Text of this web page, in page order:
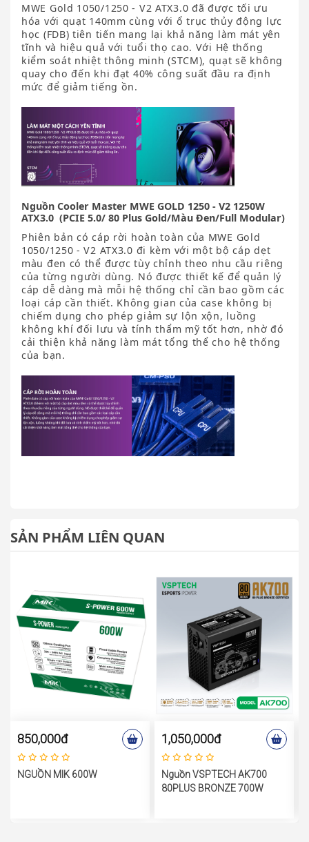
MWE Gold 1050/1250 - V2 ATX3.0 đã được tối ưu
hóa với quạt 140mm cùng với ổ trục thủy động lực
học (FDB) tiên tiến mang lại khả năng làm mát yên
tĩnh và hiệu quả với tuổi thọ cao. Với Hệ thống
kiểm soát nhiệt thông minh (STCM), quạt sẽ không
quay cho đến khi đạt 40% công suất đầu ra định
mức để giảm tiếng ồn.
Nguồn Cooler Master MWE GOLD 1250 - V2 1250W
ATX3.0 (PCIE 5.0/ 80 Plus Gold/Màu Đen/Full Modular)
Phiên bản có cáp rời hoàn toàn của MWE Gold
1050/1250 - V2 ATX3.0 đi kèm với một bộ cáp dẹt
màu đen có thể được tùy chỉnh theo nhu cầu riêng
của từng người dùng. Nó được thiết kế để quản lý
cáp dễ dàng mà mỗi hệ thống chỉ cần bao gồm các
loại cáp cần thiết. Không gian của case không bị
chiếm dụng cho phép giảm sự lộn xộn, luồng
không khí đối lưu và tính thẩm mỹ tốt hơn, nhờ đó
cải thiện khả năng làm mát tổng thể cho hệ thống
của bạn.
SẢN PHẨM LIÊN QUAN
850,000đ
NGUỒN MIK 600W
1,050,000đ
Nguồn VSPTECH AK700
80PLUS BRONZE 700W